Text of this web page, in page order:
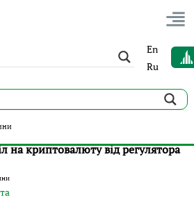
En
Ru
тегом #криптовалюта
на криптовалюту від регулятора